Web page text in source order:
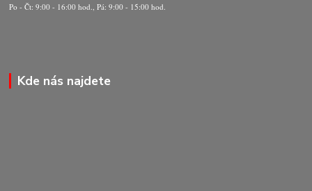
Po - Čt: 9:00 - 16:00 hod., Pá: 9:00 - 15:00 hod.
Kde nás najdete